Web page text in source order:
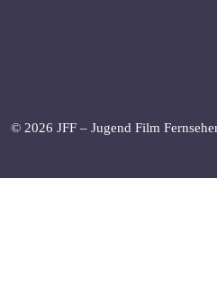
© 2026 JFF – Jugend Film